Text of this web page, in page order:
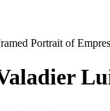
Portrait of